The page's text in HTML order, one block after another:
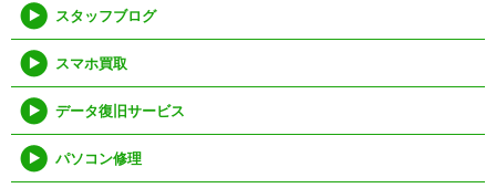
スタッフブログ
スマホ買取
データ復旧サービス
パソコン修理